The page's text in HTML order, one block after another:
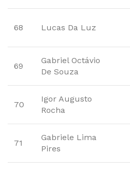
68 Lucas Da Luz
69
Gabriel Octávio
De Souza
70
Igor Augusto
Rocha
71
Gabriele Lima
Pires